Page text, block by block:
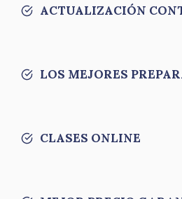
ACTUALIZACIÓN
LOS MEJORES
CLASES ONLINE